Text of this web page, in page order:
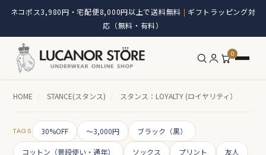
ネコポス3,980円・宅配便8,000円以上で送料無料 | ギフトラッピング対
応（無料・有料）
0
HOME / STANCE(スタンス) / スタンス：LOYALTY (ロイヤリティ）
TAGS 30%OFF ～3,000円 ブラック（黒）
コットン（普段使い・通年） ソックス プリント 友人